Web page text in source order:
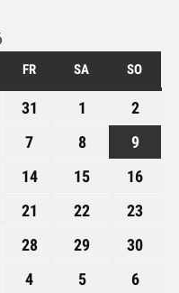
FRFREITAGSA SAMSTAG
SO
31 1
August
2026
22.
2026
7
August
88.
August
99.
1414.
August
15
August
16
21
August
22
August
23
2828.
August
29
August
30
4 55. 66.